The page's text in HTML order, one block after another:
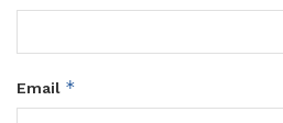
Email *